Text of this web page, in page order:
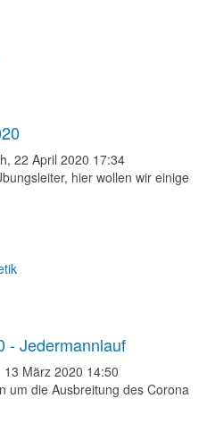
22 April 2020 17:34
hier wollen wir einige
- Jedermannlauf
13 März 2020 14:50
um die Ausbreitung des Corona